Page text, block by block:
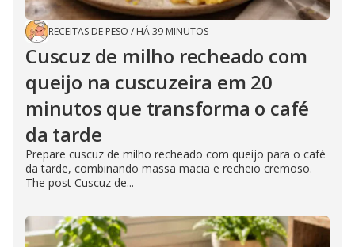
RECEITAS DE PESO / HÁ 39 MINUTOS
Cuscuz de milho recheado com
queijo na cuscuzeira em 20
minutos que transforma o café
da tarde
Prepare cuscuz de milho recheado com queijo para o café
da tarde, combinando massa macia e recheio cremoso.
The post Cuscuz de...